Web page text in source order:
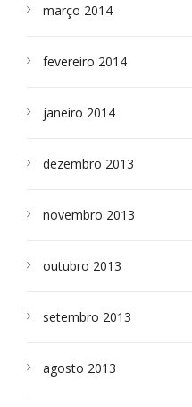
março 2014
fevereiro 2014
janeiro 2014
dezembro 2013
novembro 2013
outubro 2013
setembro 2013
agosto 2013